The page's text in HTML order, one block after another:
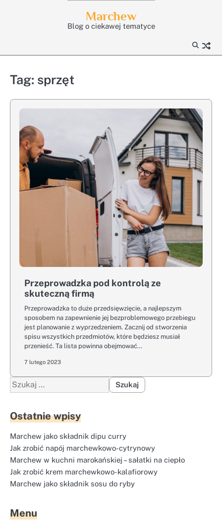
Marchew
Blog o ciekawej tematyce
Tag: sprzęt
Przeprowadzka pod kontrolą ze
skuteczną firmą
Przeprowadzka to duże przedsięwzięcie, a najlepszym
sposobem na zapewnienie jej bezproblemowego przebiegu
jest planowanie z wyprzedzeniem. Zacznij od stworzenia
spisu wszystkich przedmiotów, które będziesz musiał
przenieść. Ta lista powinna obejmować…
7 lutego 2023
Szukaj:
Ostatnie wpisy
Marchew jako składnik dipu curry
Jak zrobić napój marchewkowo-cytrynowy
Marchew w kuchni marokańskiej – sałatki na ciepło
Jak zrobić krem marchewkowo-kalafiorowy
Marchew jako składnik sosu do ryby
Menu